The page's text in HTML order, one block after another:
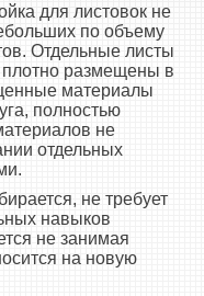
для листовок не
по объему
Отдельные листы
плотно размещены в
материалы
полностью
не
отдельных
не требует
навыков
не занимая
на новую